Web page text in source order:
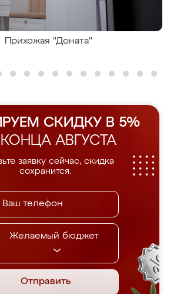
Прихожая "Доната"
СКИДКУ В 5%
АВГУСТА
заявку сейчас, скидка
сохранится.
Желаемый бюджет
Отправить